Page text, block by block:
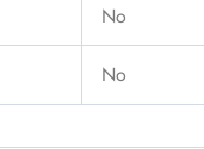
No
No